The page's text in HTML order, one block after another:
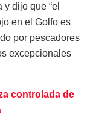
dijo que “el
en el Golfo es
por pescadores
excepcionales
controlada de